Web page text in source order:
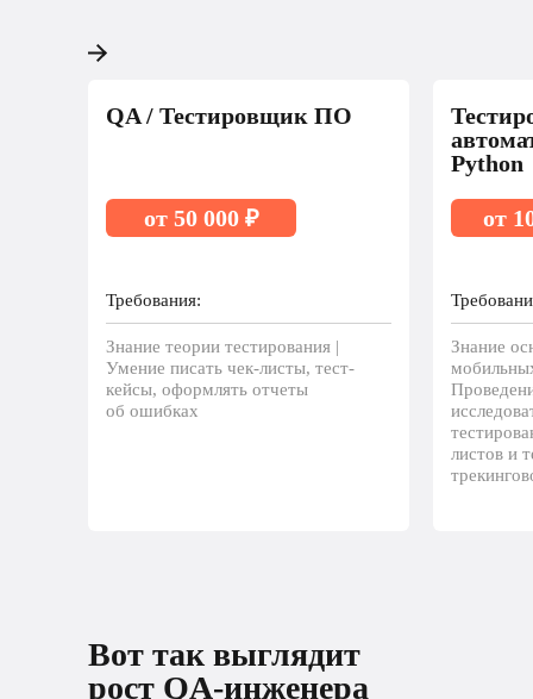
QA / Тестировщик ПО
Требования:
Знание теории тестирования |
Умение писать чек-листы, тест-
кейсы, оформлять отчеты
об ошибках
от 50 000 ₽
Python
Знание
листов и
от
Вот так выглядит
рост QA-инженера
Вот так выглядит
разработчика